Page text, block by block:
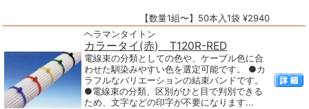
【数量1組〜】50本入1袋 ¥2940
ヘラマンタイトン
カラータイ(赤) T120R-RED
電線束の分類としての色や、ケーブル色に合
わせた馴染みやすい色を選定可能です。 ●カ
ラフルなバリエーションの結束バンドです。
●電線束の分類、区別がひと目で判別できる
ため、文字などの印字が不要になります...